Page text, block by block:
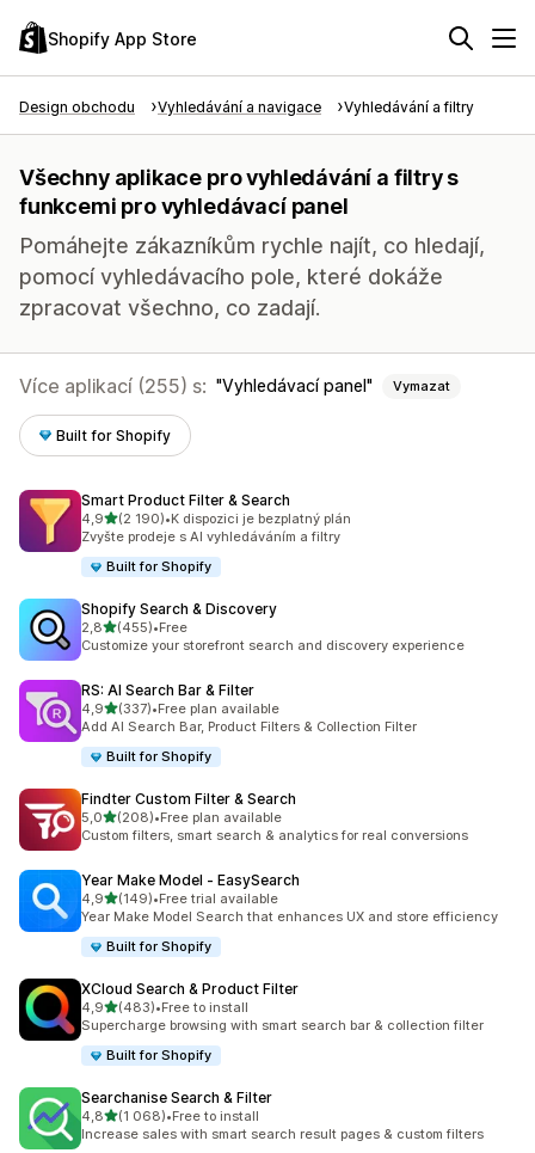
Shopify App Store
Design obchodu Vyhledávání a navigace Vyhledávání a filtry
Všechny aplikace pro vyhledávání a filtry s
funkcemi pro vyhledávací panel
Pomáhejte zákazníkům rychle najít, co hledají,
pomocí vyhledávacího pole, které dokáže
zpracovat všechno, co zadají.
Více aplikací (255) s: Vyhledávací panel Vymazat
Built for Shopify
Smart Product Filter & Search
4,9z 5 hvězd
(2 190)
Celkový počet recenzí: 2190
•K dispozici je bezplatný plán
Zvyšte prodeje s AI vyhledáváním a filtry
Built for Shopify
Shopify Search & Discovery
2,8z 5 hvězd
(455)
Celkový počet recenzí: 455
•Free
Customize your storefront search and discovery experience
RS: AI Search Bar & Filter
4,9z 5 hvězd
(337)
Celkový počet recenzí: 337
•Free plan available
Add AI Search Bar, Product Filters & Collection Filter
Built for Shopify
Findter Custom Filter & Search
5,0z 5 hvězd
(208)
Celkový počet recenzí: 208
•Free plan available
Custom filters, smart search & analytics for real conversions
Year Make Model ‑ EasySearch
4,9z 5 hvězd
(149)
Celkový počet recenzí: 149
•Free trial available
Year Make Model Search that enhances UX and store efficiency
Built for Shopify
XCloud Search & Product Filter
4,9z 5 hvězd
(483)
Celkový počet recenzí: 483
•Free to install
Supercharge browsing with smart search bar & collection filter
Built for Shopify
Searchanise Search & Filter
4,8z 5 hvězd
(1 068)
Celkový počet recenzí: 1068
•Free to install
Increase sales with smart search result pages & custom filters